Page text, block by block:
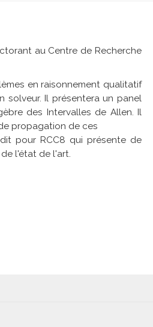
au Centre de Recherche
en raisonnement qualitatif
solveur. Il présentera un panel
des Intervalles de Allen. Il
propagation de ces
pour RCC8 qui présente de
l'état de l'art.